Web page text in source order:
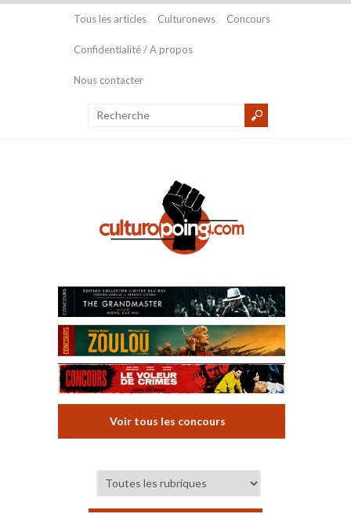
Tous les articles Culturonews Concours
Confidentialité / A propos
Nous contacter
Voir tous les concours